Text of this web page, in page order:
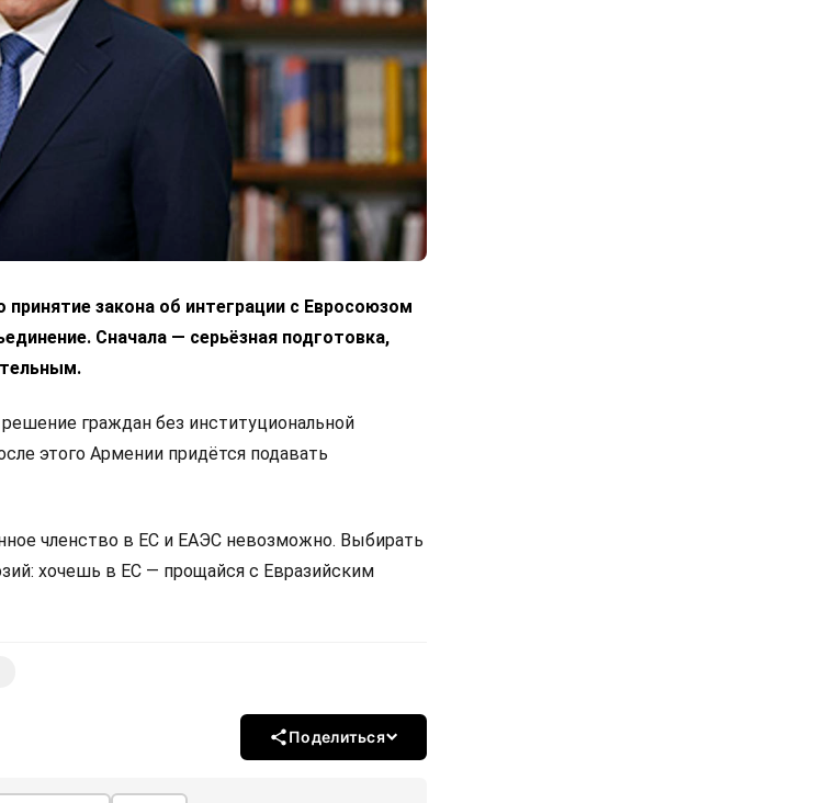
закона об интеграции с Евросоюзом
Сначала — серьёзная подготовка,
граждан без институциональной
этого Армении придётся подавать
членство в ЕС и ЕАЭС невозможно. Выбирать
хочешь в ЕС — прощайся с Евразийским
Поделиться